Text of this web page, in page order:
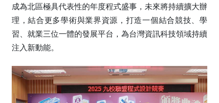
成為北區極具代表性的年度程式盛事，未來將持續擴大辦
理，結合更多學術與業界資源，打造一個結合競技、學
習、就業三位一體的發展平台，為台灣資訊科技領域持續
注入新動能。